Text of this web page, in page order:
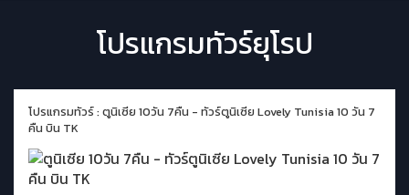
โปรแกรมทัวร์ยุโรป
โปรแกรมทัวร์ : ตูนิเซีย 10วัน 7คืน - ทัวร์ตูนิเซีย Lovely Tunisia 10 วัน 7
คืน บิน TK